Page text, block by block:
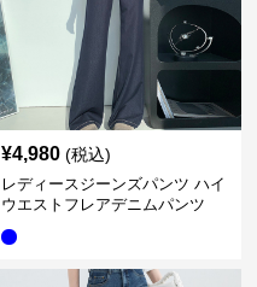
¥4,980 (税込)
レディースジーンズパンツ ハイ
ウエストフレアデニムパンツ